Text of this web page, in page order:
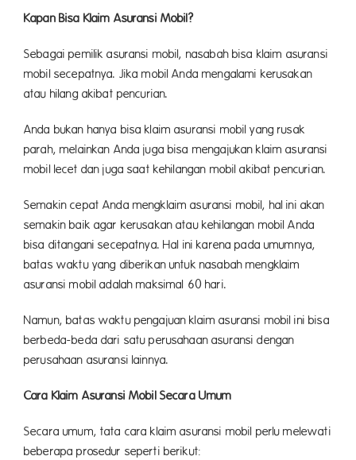
Kapan Bisa Klaim Asuransi Mobil?
Sebagai pemilik asuransi mobil, nasabah bisa klaim asuransi
mobil secepatnya. Jika mobil Anda mengalami kerusakan
atau hilang akibat pencurian.
Anda bukan hanya bisa klaim asuransi mobil yang rusak
parah, melainkan Anda juga bisa mengajukan klaim asuransi
mobil lecet dan juga saat kehilangan mobil akibat pencurian.
Semakin cepat Anda mengklaim asuransi mobil, hal ini akan
semakin baik agar kerusakan atau kehilangan mobil Anda
bisa ditangani secepatnya. Hal ini karena pada umumnya,
batas waktu yang diberikan untuk nasabah mengklaim
asuransi mobil adalah maksimal 60 hari.
Namun, batas waktu pengajuan klaim asuransi mobil ini bisa
berbeda-beda dari satu perusahaan asuransi dengan
perusahaan asuransi lainnya.
Cara Klaim Asuransi Mobil Secara Umum
Secara umum, tata cara klaim asuransi mobil perlu melewati
beberapa prosedur seperti berikut: